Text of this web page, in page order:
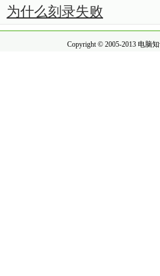
为什么刻录失败
Copyright © 2005-2013 电脑